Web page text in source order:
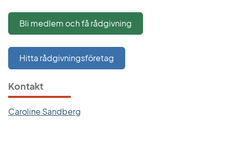
Bli medlem och få rådgivning
Hitta rådgivningsföretag
Kontakt
Caroline Sandberg